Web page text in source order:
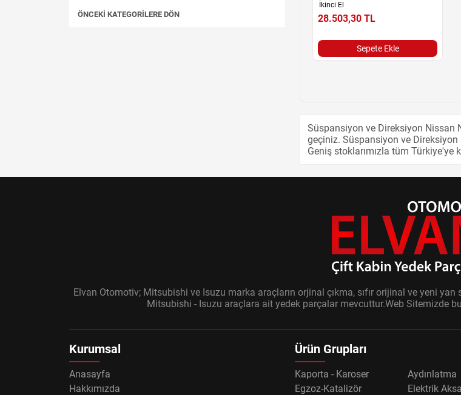
Emniyet Kemer ve Aksesuarları
Kilometre Saati - Kadran
Süspansiyon ve Direksiyon
Şarj Dinamoları
ÖNCEKI KATEGORILERE DÖN
İkinci El
28.503,30 TL
Sepete Ekle
Süspansiyon ve Direksiyon Nissan
geçiniz. Süspansiyon ve
Geniş stoklarımızla tüm Türkiye'ye
Elvan Otomotiv; Mitsubishi ve Isuzu marka araçların orjinal çıkma, sıfır orijinal ve yeni yan
Mitsubishi - Isuzu araçlara ait yedek parçalar mevcuttur.Web Sitemizde
Kurumsal
Anasayfa
Hakkımızda
Ürün Grupları
Kaporta - Karoser
Aydınlatma
Egzoz-Katalizör
Elektrik